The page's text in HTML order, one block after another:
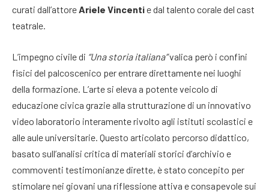
curati dall’attoreAriele Vincentie dal talento corale del cast
teatrale.
L’impegno civile di “Una storia italiana”valica però i confini
fisici del palcoscenico per entrare direttamente nei luoghi
della formazione. L’arte si eleva a potente veicolo di
educazione civica grazie alla strutturazione di un innovativo
video laboratorio interamente rivolto agli istituti scolastici e
alle aule universitarie. Questo articolato percorso didattico,
basato sull’analisi critica di materiali storici d’archivio e
commoventi testimonianze dirette, è stato concepito per
stimolare nei giovani una riflessione attiva e consapevole sui